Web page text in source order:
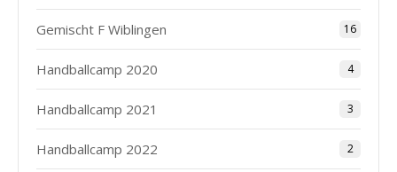
Gemischt F Wiblingen 16
Handballcamp 2020 4
Handballcamp 2021 3
Handballcamp 2022 2